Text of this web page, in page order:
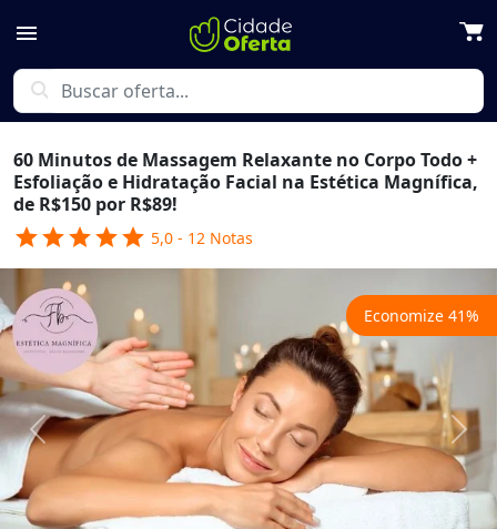
menu
search
60 Minutos de Massagem Relaxante no Corpo Todo +
Esfoliação e Hidratação Facial na Estética Magnífica,
de R$150 por R$89!
starstarstarstarstar 5,0 - 12 Notas
Economize 41%
Previous Next